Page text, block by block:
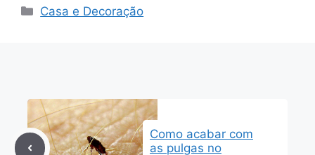
Categorias
Casa e Decoração
Como acabar com
as pulgas no